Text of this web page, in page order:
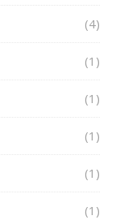
(4)
(1)
(1)
(1)
(1)
(1)